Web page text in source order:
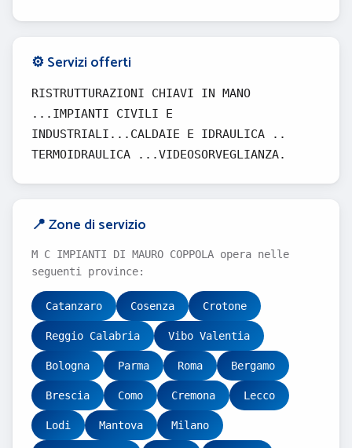
⚙️ Servizi offerti
RISTRUTTURAZIONI CHIAVI IN MANO
...IMPIANTI CIVILI E
INDUSTRIALI...CALDAIE E IDRAULICA ..
TERMOIDRAULICA ...VIDEOSORVEGLIANZA.
📍 Zone di servizio
M C IMPIANTI DI MAURO COPPOLA opera nelle
seguenti province:
Catanzaro Cosenza Crotone
Reggio Calabria Vibo Valentia
Bologna Parma Roma Bergamo
Brescia Como Cremona Lecco
Lodi Mantova Milano